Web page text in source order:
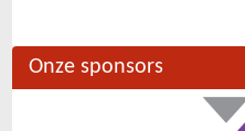
Onze sponsors